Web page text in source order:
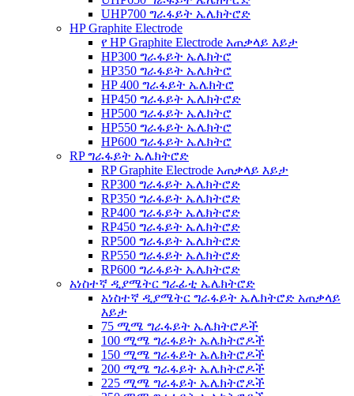
UHP700 ግራፋይት ኤሌክትሮድ
HP Graphite Electrode
የ HP Graphite Electrode አጠቃላይ እይታ
HP300 ግራፋይት ኤሌክትሮ
HP350 ግራፋይት ኤሌክትሮ
HP 400 ግራፋይት ኤሌክትሮ
HP450 ግራፋይት ኤሌክትሮድ
HP500 ግራፋይት ኤሌክትሮ
HP550 ግራፋይት ኤሌክትሮ
HP600 ግራፋይት ኤሌክትሮ
RP ግራፋይት ኤሌክትሮድ
RP Graphite Electrode አጠቃላይ እይታ
RP300 ግራፋይት ኤሌክትሮድ
RP350 ግራፋይት ኤሌክትሮድ
RP400 ግራፋይት ኤሌክትሮድ
RP450 ግራፋይት ኤሌክትሮድ
RP500 ግራፋይት ኤሌክትሮድ
RP550 ግራፋይት ኤሌክትሮድ
RP600 ግራፋይት ኤሌክትሮድ
አነስተኛ ዲያሜትር ግራፊቲ ኤሌክትሮድ
አነስተኛ ዲያሜትር ግራፋይት ኤሌክትሮድ አጠቃላይ
እይታ
75 ሚሜ ግራፋይት ኤሌክትሮዶች
100 ሚሜ ግራፋይት ኤሌክትሮዶች
150 ሚሜ ግራፋይት ኤሌክትሮዶች
200 ሚሜ ግራፋይት ኤሌክትሮዶች
225 ሚሜ ግራፋይት ኤሌክትሮዶች